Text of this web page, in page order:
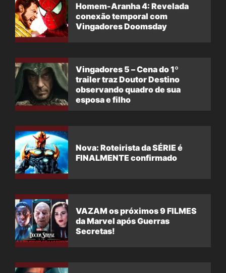
Homem-Aranha 4: Revelada
conexão temporal com
Vingadores Doomsday
Vingadores 5 – Cena do 1º
trailer traz Doutor Destino
observando quadro de sua
esposa e filho
Nova: Roteirista da SÉRIE é
FINALMENTE confirmado
VAZAM os próximos 9 FILMES
da Marvel após Guerras
Secretas!